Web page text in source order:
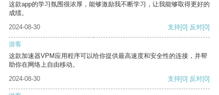
这款app的学习氛围很浓厚，能够激励我不断学习，让我能够取得更好的
成绩。
2024-08-30
支持[0] 反对[0]
游客
这款加速器VPM应用程序可以给你提供最高速度和安全性的连接，并帮
助你在网络上自由移动。
2024-08-30
支持[0] 反对[0]